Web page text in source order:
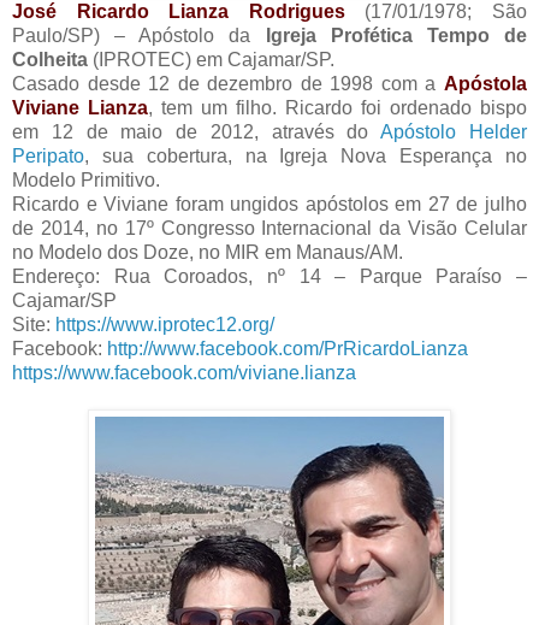
José Ricardo Lianza Rodrigues(17/01/1978; São
Paulo/SP) – Apóstolo da
Igreja Profética Tempo de
Colheita (IPROTEC) em Cajamar/SP.
Casado desde 12 de dezembro de 1998 com a Apóstola
Viviane Lianza, tem um filho. Ricardo foi ordenado bispo
em 12 de maio de 2012, através doApóstolo Helder
Peripato, sua cobertura, na Igreja Nova Esperança no
Modelo Primitivo.
Ricardo e Viviane foram ungidos apóstolos em 27 de julho
de 2014, no 17º Congresso Internacional da Visão Celular
no Modelo dos Doze, no MIR em Manaus/AM.
Endereço: Rua Coroados, nº 14 – Parque Paraíso –
Cajamar/SP
Site: https://www.iprotec12.org/
Facebook: http://www.facebook.com/PrRicardoLianza
https://www.facebook.com/viviane.lianza